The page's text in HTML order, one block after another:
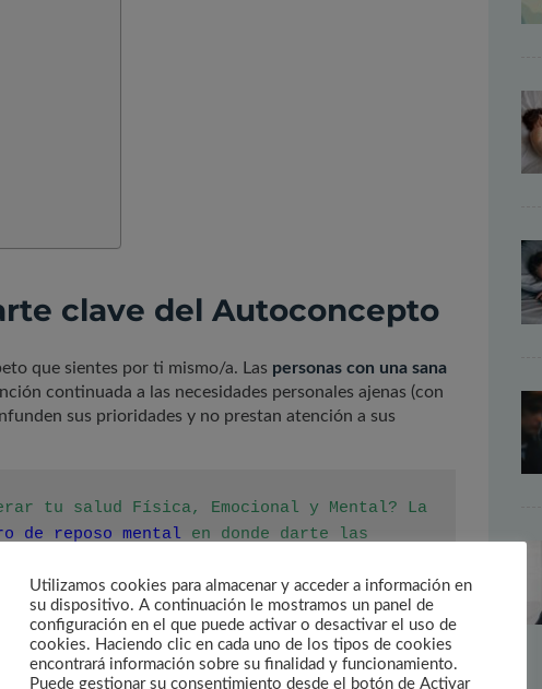
clave del Autoconcepto
que sientes por ti mismo/a. Las personas con una sana
continuada a las necesidades personales ajenas (con
sus prioridades y no prestan atención a sus
tu salud Física, Emocional y Mental? La
de reposo mental en donde darte las
es nuestra prioridad.
relacionada
Utilizamos cookies para almacenar y acceder a información en
su dispositivo. A continuación le mostramos un panel de
configuración en el que puede activar o desactivar el uso de
cookies. Haciendo clic en cada uno de los tipos de cookies
encontrará información sobre su finalidad y funcionamiento.
Puede gestionar su consentimiento desde el botón de Activar